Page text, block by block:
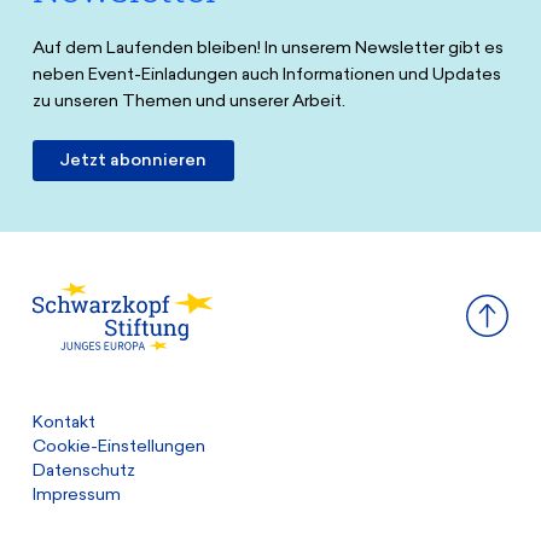
Auf dem Laufenden bleiben! In unserem Newsletter gibt es
neben Event-Einladungen auch Informationen und Updates
zu unseren Themen und unserer Arbeit.
Jetzt abonnieren
Kontakt
Cookie-Einstellungen
Datenschutz
Impressum